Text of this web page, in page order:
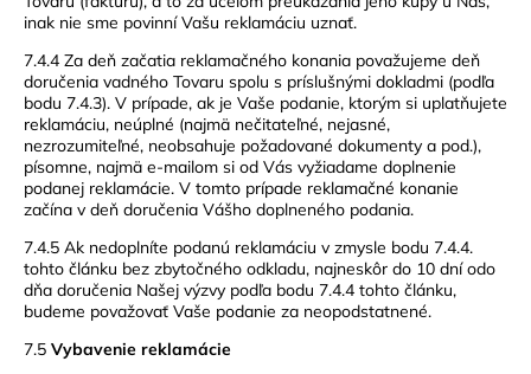
inak nie sme povinní Vašu reklamáciu uznať.
7.4.4 Za deň začatia reklamačného konania považujeme deň
doručenia vadného Tovaru spolu s príslušnými dokladmi (podľa
bodu 7.4.3). V prípade, ak je Vaše podanie, ktorým si uplatňujete
reklamáciu, neúplné (najmä nečitateľné, nejasné,
nezrozumiteľné, neobsahuje požadované dokumenty a pod.),
písomne, najmä e-mailom si od Vás vyžiadame doplnenie
podanej reklamácie. V tomto prípade reklamačné konanie
začína v deň doručenia Vášho doplneného podania.
7.4.5 Ak nedoplníte podanú reklamáciu v zmysle bodu 7.4.4.
tohto článku bez zbytočného odkladu, najneskôr do 10 dní odo
dňa doručenia Našej výzvy podľa bodu 7.4.4 tohto článku,
budeme považovať Vaše podanie za neopodstatnené.
7.5 Vybavenie reklamácie